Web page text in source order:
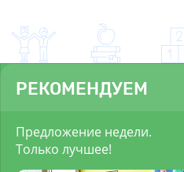
РЕКОМЕНДУЕМ
Предложение недели.
Только лучшее!